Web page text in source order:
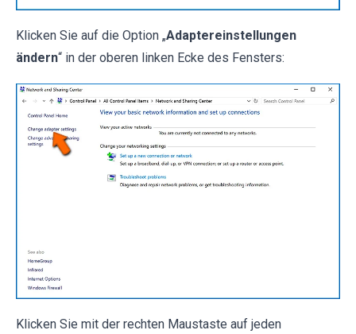
Klicken Sie auf die Option „Adaptereinstellungen
ändern“ in der oberen linken Ecke des Fensters:
Klicken Sie mit der rechten Maustaste auf jeden